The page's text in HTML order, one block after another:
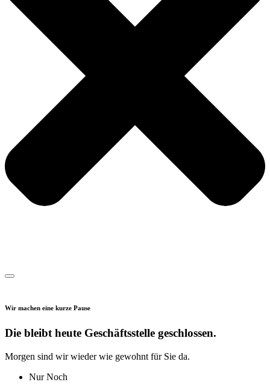
Wir machen eine kurze Pause
Die bleibt heute Geschäftsstelle geschlossen.
Morgen sind wir wieder wie gewohnt für Sie da.
Nur Noch